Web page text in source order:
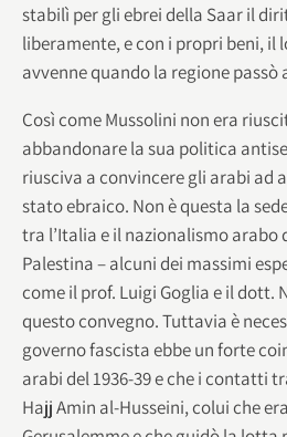
stabilì per gli ebrei della Saar il
liberamente, e con i propri beni, il
avvenne quando la regione passò
Così come Mussolini non era
abbandonare la sua politica
riusciva a convincere gli arabi ad
stato ebraico. Non è questa la
tra l’Italia e il nazionalismo arabo
Palestina – alcuni dei massimi
come il prof. Luigi Goglia e il dott.
questo convegno. Tuttavia è
governo fascista ebbe un forte
arabi del 1936-39 e che i contatti
Hajj Amin al-Husseini, colui che